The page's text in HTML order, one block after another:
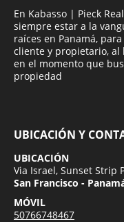
En Kabasso | Pieck
siempre estar a la
raíces en Panamá,
cliente y propietario, al
en el momento que
propiedad
UBICACIÓN Y
UBICACIÓN
Via Israel, Sunset Strip
San Francisco -
MÓVIL
50766748467